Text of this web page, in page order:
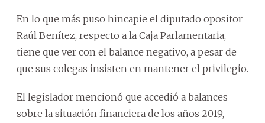
En lo que más puso hincapie el diputado opositor
Raúl Benítez, respecto a la Caja Parlamentaria,
tiene que ver con el balance negativo, a pesar de
que sus colegas insisten en mantener el privilegio.
El legislador mencionó que accedió a balances
sobre la situación financiera de los años 2019,